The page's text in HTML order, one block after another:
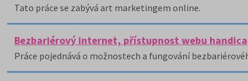
Tato práce se zabývá art marketingem online.
Bezbariérový internet, přístupnost webu
Práce pojednává o možnostech a fungování